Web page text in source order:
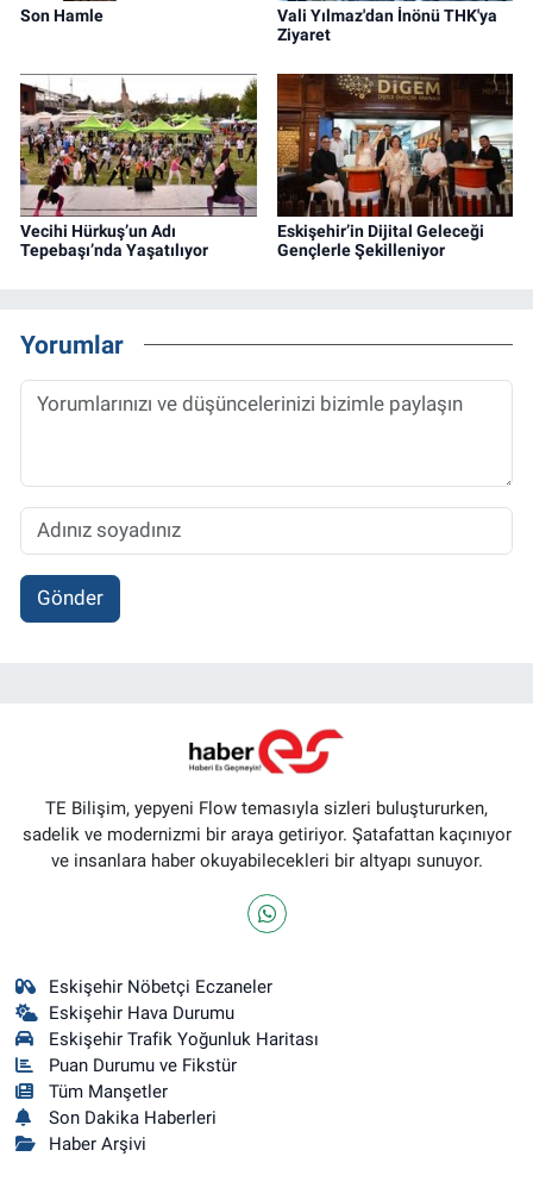
Son Hamle
Vali Yılmaz'dan İnönü THK'ya
Ziyaret
Vecihi Hürkuş’un Adı
Tepebaşı’nda Yaşatılıyor
Eskişehir’in Dijital Geleceği
Gençlerle Şekilleniyor
Yorumlar
Gönder
TE Bilişim, yepyeni Flow temasıyla sizleri buluştururken,
sadelik ve modernizmi bir araya getiriyor. Şatafattan kaçınıyor
ve insanlara haber okuyabilecekleri bir altyapı sunuyor.
Eskişehir Nöbetçi Eczaneler
Eskişehir Hava Durumu
Eskişehir Trafik Yoğunluk Haritası
Puan Durumu ve Fikstür
Tüm Manşetler
Son Dakika Haberleri
Haber Arşivi